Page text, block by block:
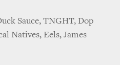
Sauce, TNGHT, Dop
Natives, Eels, James